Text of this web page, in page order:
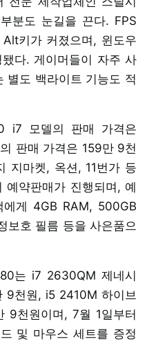
분도 눈길을 끈다. FPS
키가 커졌으며, 윈도우
다. 게이머들이 자주 사
별도 백라이트 기능도 적
i7 모델의 판매 가격은
판매 가격은 159만 9천
지마켓, 옥션, 11번가 등
예약판매가 진행되며, 예
게 4GB RAM, 500GB
보호 필름 등을 사은품으
는 i7 2630QM 제네시
9천원, i5 2410M 하이브
9천원이며, 7월 1일부터
및 마우스 세트를 증정